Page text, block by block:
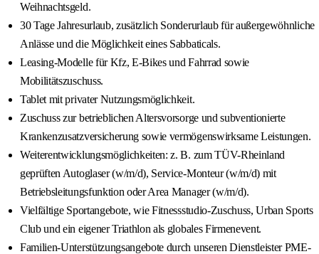
Weihnachtsgeld.
30 Tage Jahresurlaub, zusätzlich Sonderurlaub für außergewöhnliche
Anlässe und die Möglichkeit eines Sabbaticals.
Leasing-Modelle für Kfz, E-Bikes und Fahrrad sowie
Mobilitätszuschuss.
Tablet mit privater Nutzungsmöglichkeit.
Zuschuss zur betrieblichen Altersvorsorge und subventionierte
Krankenzusatzversicherung sowie vermögenswirksame Leistungen.
Weiterentwicklungsmöglichkeiten: z. B. zum TÜV-Rheinland
geprüften Autoglaser (w/m/d), Service-Monteur (w/m/d) mit
Betriebsleitungsfunktion oder Area Manager (w/m/d).
Vielfältige Sportangebote, wie Fitnessstudio-Zuschuss, Urban Sports
Club und ein eigener Triathlon als globales Firmenevent.
Familien-Unterstützungsangebote durch unseren Dienstleister PME-